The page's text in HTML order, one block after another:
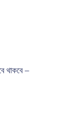
থাকবে –